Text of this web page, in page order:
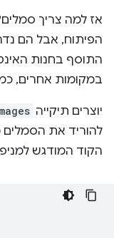
אז למה צריך
הפיתוח, אבל הם
במקומות אחרים,
יוצרים תיקייה
להוריד את
הקוד המודגש